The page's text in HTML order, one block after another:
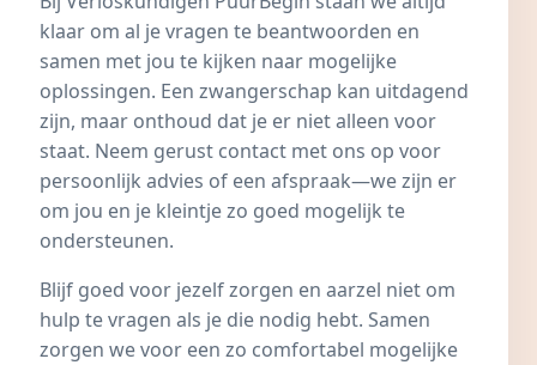
klaar om al je vragen te beantwoorden en
samen met jou te kijken naar mogelijke
oplossingen. Een zwangerschap kan uitdagend
zijn, maar onthoud dat je er niet alleen voor
staat. Neem gerust contact met ons op voor
persoonlijk advies of een afspraak—we zijn er
om jou en je kleintje zo goed mogelijk te
ondersteunen.
Blijf goed voor jezelf zorgen en aarzel niet om
hulp te vragen als je die nodig hebt. Samen
zorgen we voor een zo comfortabel mogelijke